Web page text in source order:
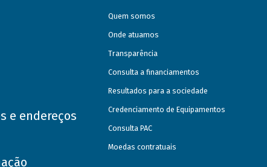
e endereços
Quem somos
Onde atuamos
Transparência
Consulta a financiamentos
Resultados para a sociedade
Credenciamento de Equipamentos
Consulta PAC
Moedas contratuais